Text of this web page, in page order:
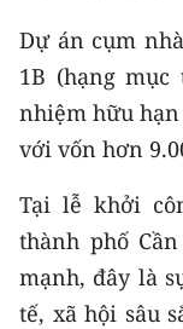
MỘT SẢN PHẨM
RADIO
MEDIA CENTER
E-Magazine
Video
Dự án cụm
1B (hạng
nhiệm hữu hạn
với vốn hơn
Tại lễ khởi
thành phố
mạnh, đây là
tế, xã hội sâu